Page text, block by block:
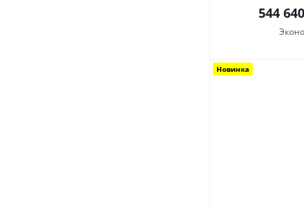
544 640
Новинка